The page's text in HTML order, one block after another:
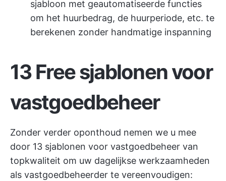
sjabloon met geautomatiseerde functies
om het huurbedrag, de huurperiode, etc. te
berekenen zonder handmatige inspanning
13 Free sjablonen voor
vastgoedbeheer
Zonder verder oponthoud nemen we u mee
door 13 sjablonen voor vastgoedbeheer van
topkwaliteit om uw dagelijkse werkzaamheden
als vastgoedbeheerder te vereenvoudigen: